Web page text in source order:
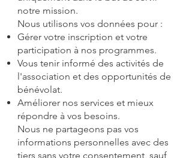
notre mission.
Nous utilisons vos données pour :
Gérer votre inscription et votre
participation à nos programmes.
Vous tenir informé des activités de
l'association et des opportunités de
bénévolat.
Améliorer nos services et mieux
répondre à vos besoins.
Nous ne partageons pas vos
informations personnelles avec des
tiers sans votre consentement, sauf